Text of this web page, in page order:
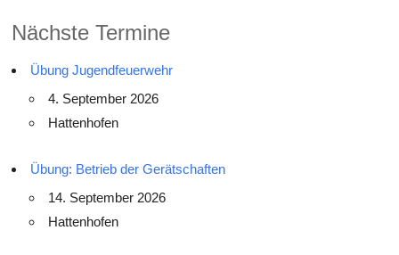
Nächste Termine
Übung Jugendfeuerwehr
4. September 2026
Hattenhofen
Übung: Betrieb der Gerätschaften
14. September 2026
Hattenhofen